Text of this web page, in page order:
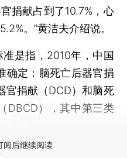
捐献占到了10.7%，心
。”黄洁夫介绍说。
是指，2010年，中国
确定：脑死亡后器官捐
官捐献（DCD）和脑死
DBCD），其中第三类
阅后继续阅读